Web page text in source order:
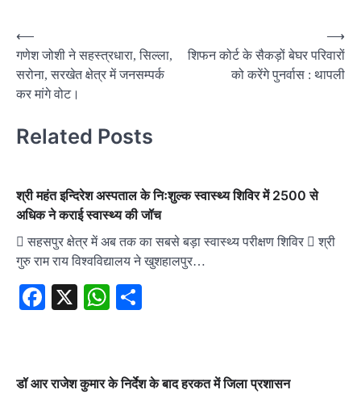
Post
navigation
⟵
गणेश जोशी ने सहस्त्रधारा, सिल्ला,
सरोना, सरखेत क्षेत्र में जनसम्पर्क
कर मांगे वोट।
शिफन कोर्ट के सैकड़ों बेघर परिवारों
को करेंगे पुनर्वास : थापली
⟶
Related Posts
श्री महंत इन्दिरेश अस्पताल के निःशुल्क स्वास्थ्य शिविर में 2500 से
अधिक ने कराई स्वास्थ्य की जॉच
 सहसपुर क्षेत्र में अब तक का सबसे बड़ा स्वास्थ्य परीक्षण शिविर  श्री
गुरु राम राय विश्वविद्यालय ने खुशहालपुर…
Facebook
X WhatsApp
डॉ आर राजेश कुमार के निर्देश के बाद हरकत में जिला प्रशासन